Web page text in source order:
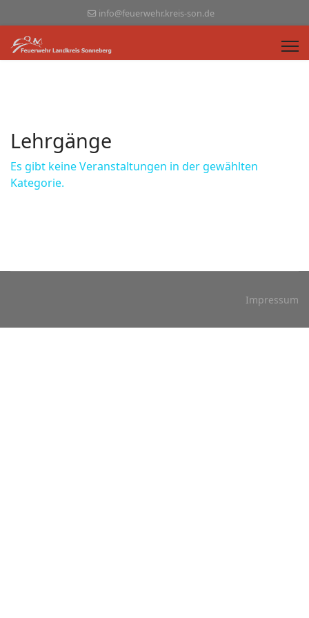
info@feuerwehr.kreis-son.de
Lehrgänge
Es gibt keine Veranstaltungen in der gewählten
Kategorie.
Impressum